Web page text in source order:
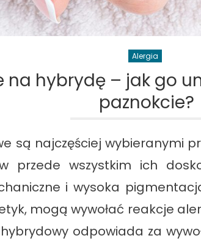
Alergia
na hybrydę – jak go
paznokcie?
są najczęściej wybieranymi
przede wszystkim ich
i wysoka
mogą wywołać reakcje
odpowiada za